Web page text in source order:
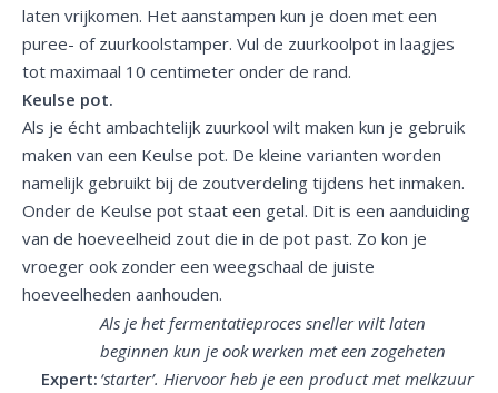
laten vrijkomen. Het aanstampen kun je doen met een
puree- of zuurkoolstamper. Vul de zuurkoolpot in laagjes
tot maximaal 10 centimeter onder de rand.
Keulse pot.
Als je écht ambachtelijk zuurkool wilt maken kun je gebruik
maken van een Keulse pot. De kleine varianten worden
namelijk gebruikt bij de zoutverdeling tijdens het inmaken.
Onder de Keulse pot staat een getal. Dit is een aanduiding
van de hoeveelheid zout die in de pot past. Zo kon je
vroeger ook zonder een weegschaal de juiste
hoeveelheden aanhouden.
Expert:
Als je het fermentatieproces sneller wilt laten
beginnen kun je ook werken met een zogeheten
‘starter’. Hiervoor heb je een product met melkzuur